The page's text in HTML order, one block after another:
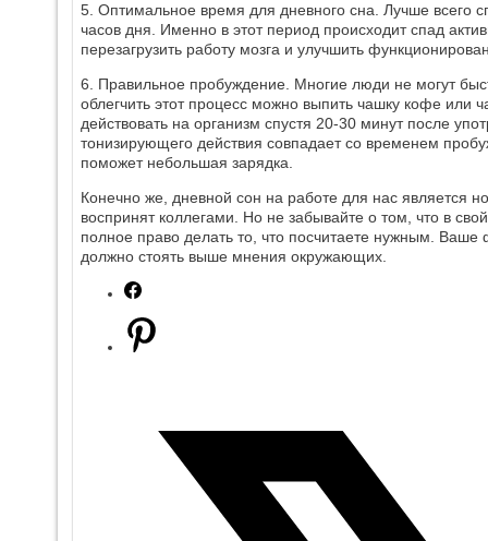
5. Оптимальное время для дневного сна. Лучше всего
часов дня. Именно в этот период происходит спад
перезагрузить работу мозга и улучшить
6. Правильное пробуждение. Многие люди не могут
облегчить этот процесс можно выпить чашку кофе или
действовать на организм спустя 20-30 минут после
тонизирующего действия совпадает со временем
поможет небольшая зарядка.
Конечно же, дневной сон на работе для нас является
воспринят коллегами. Но не забывайте о том, что в
полное право делать то, что посчитаете нужным. Ваше
должно стоять выше мнения окружающих.